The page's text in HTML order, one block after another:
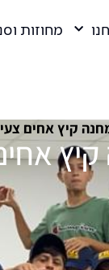
מחוזות
קיץ אחים